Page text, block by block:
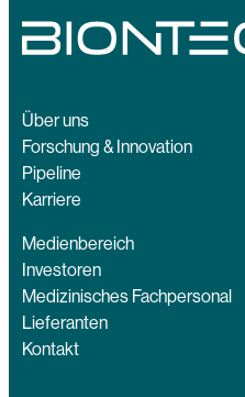
Über uns
Forschung & Innovation
Pipeline
Karriere
Medienbereich
Investoren
Medizinisches Fachpersonal
Lieferanten
Kontakt